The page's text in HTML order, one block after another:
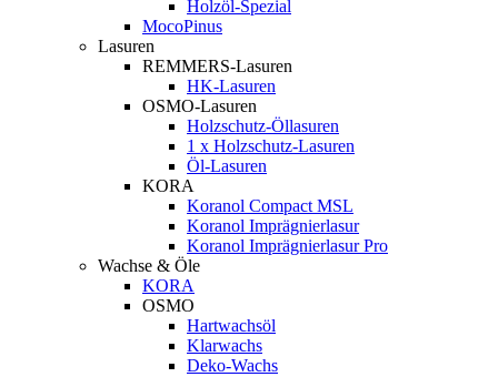
Holzöl-Spezial
MocoPinus
Lasuren
REMMERS-Lasuren
HK-Lasuren
OSMO-Lasuren
Holzschutz-Öllasuren
1 x Holzschutz-Lasuren
Öl-Lasuren
KORA
Koranol Compact MSL
Koranol Imprägnierlasur
Koranol Imprägnierlasur Pro
Wachse & Öle
KORA
OSMO
Hartwachsöl
Klarwachs
Deko-Wachs